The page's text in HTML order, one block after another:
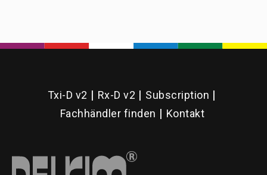
Txi-D v2 Rx-D v2
Subscription
Fachhändler finden
Kontakt